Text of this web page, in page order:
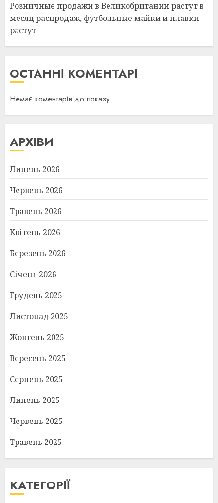
Розничные продажи в Великобритании растут в
месяц распродаж, футбольные майки и плавки
растут
ОСТАННІ КОМЕНТАРІ
Немає коментарів до показу.
АРХІВИ
Липень 2026
Червень 2026
Травень 2026
Квітень 2026
Березень 2026
Січень 2026
Грудень 2025
Листопад 2025
Жовтень 2025
Вересень 2025
Серпень 2025
Липень 2025
Червень 2025
Травень 2025
КАТЕГОРІЇ